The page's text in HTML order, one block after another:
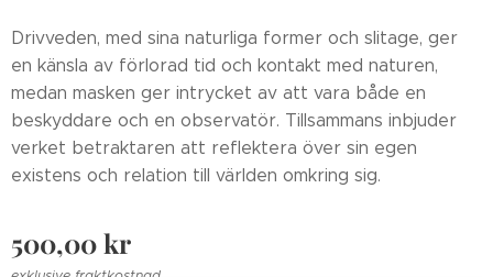
Drivveden, med sina naturliga former och slitage, ger
en känsla av förlorad tid och kontakt med naturen,
medan masken ger intrycket av att vara både en
beskyddare och en observatör. Tillsammans inbjuder
verket betraktaren att reflektera över sin egen
existens och relation till världen omkring sig.
500,00kr